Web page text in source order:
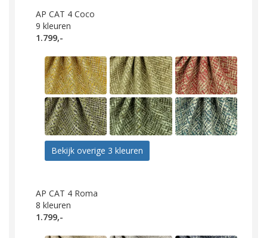
AP CAT 4 Coco
9 kleuren
1.799,-
Bekijk overige 3 kleuren
AP CAT 4 Roma
8 kleuren
1.799,-